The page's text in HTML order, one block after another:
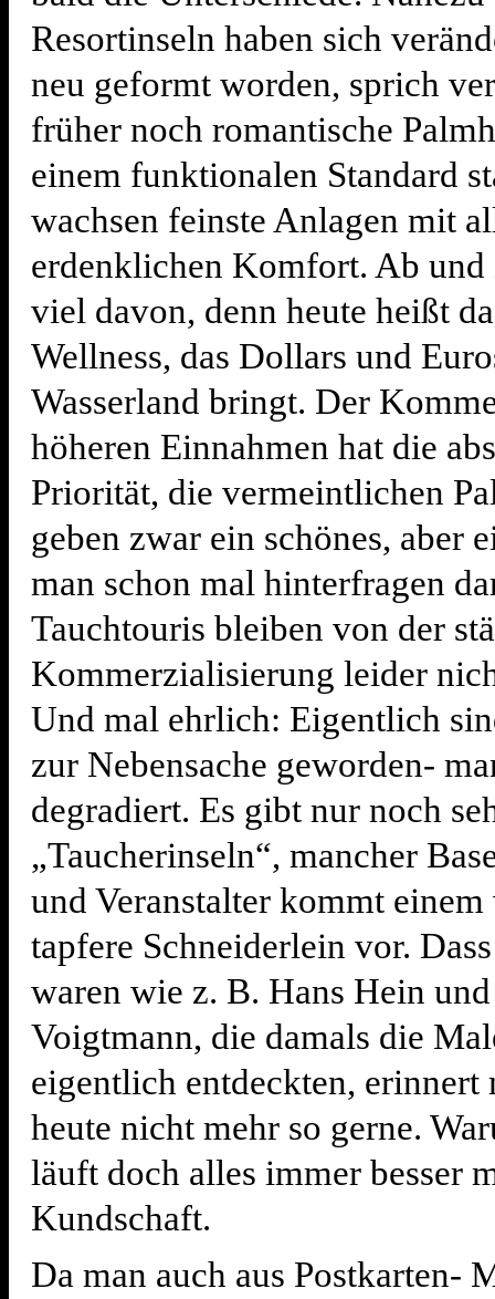
Resortinseln haben sich
neu geformt worden, sprich
früher noch romantische
einem funktionalen Standard
wachsen feinste Anlagen mit
erdenklichen Komfort. Ab und
viel davon, denn heute heißt
Wellness, das Dollars und
Wasserland bringt. Der
höheren Einnahmen hat die
Priorität, die vermeintlichen
geben zwar ein schönes, aber
man schon mal hinterfragen
Tauchtouris bleiben von der
Kommerzialisierung leider
Und mal ehrlich: Eigentlich
zur Nebensache geworden-
degradiert. Es gibt nur noch
„Taucherinseln“, mancher
und Veranstalter kommt einem
tapfere Schneiderlein vor.
waren wie z. B. Hans Hein
Voigtmann, die damals die
eigentlich entdeckten, erinnert
heute nicht mehr so gerne.
läuft doch alles immer besser
Kundschaft.
Da man auch aus Postkarten-